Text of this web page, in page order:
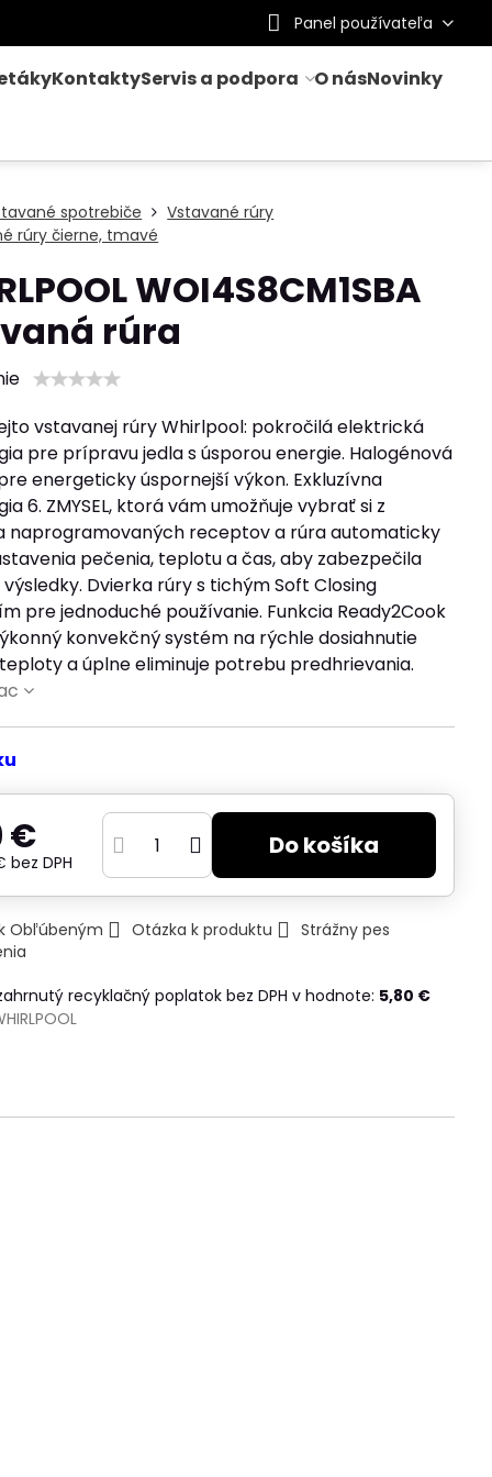
Panel používateľa
KontaktyServis a podpora O násNovinky
spotrebiče
Vstavané rúry
rúry čierne, tmavé
WOI4S8CM1SBA
rúra
vstavanej rúry Whirlpool: pokročilá elektrická
pre prípravu jedla s úsporou energie. Halogénová
energeticky úspornejší výkon. Exkluzívna
6. ZMYSEL, ktorá vám umožňuje vybrať si z
naprogramovaných receptov a rúra automaticky
pečenia, teplotu a čas, aby zabezpečila
Dvierka rúry s tichým Soft Closing
pre jednoduché používanie. Funkcia Ready2Cook
konvekčný systém na rýchle dosiahnutie
a úplne eliminuje potrebu predhrievania.
€
bez DPH
Do košíka
Obľúbeným Otázka k produktu
Strážny pes
recyklačný poplatok bez DPH v hodnote: 5,80 €